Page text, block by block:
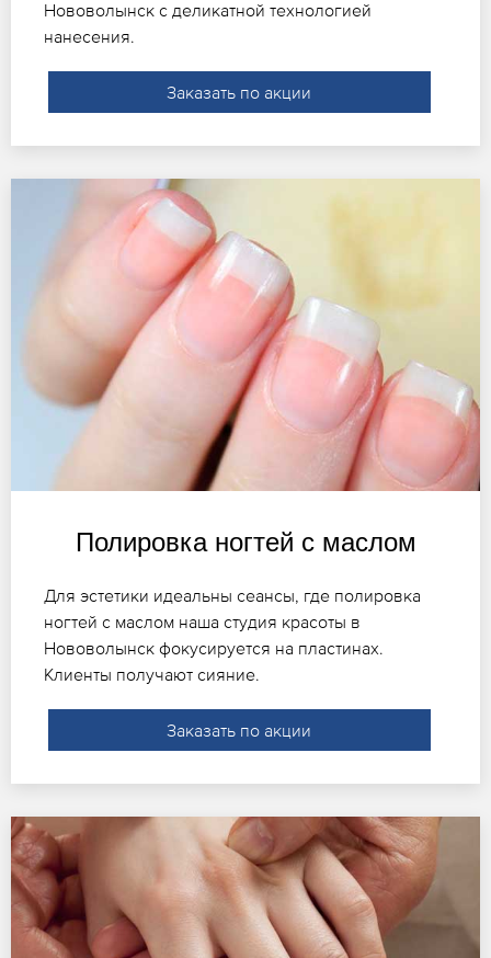
Нововолынск с деликатной технологией
нанесения.
Заказать по акции
Полировка ногтей с маслом
Для эстетики идеальны сеансы, где полировка
ногтей с маслом наша студия красоты в
Нововолынск фокусируется на пластинах.
Клиенты получают сияние.
Заказать по акции